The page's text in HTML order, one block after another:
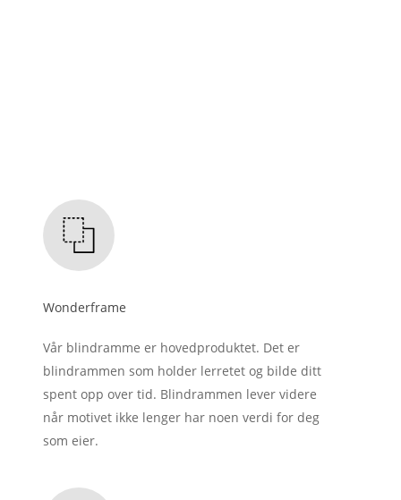
Wonderframe
Vår blindramme er hovedproduktet. Det er
blindrammen som holder lerretet og bilde ditt
spent opp over tid. Blindrammen lever videre
når motivet ikke lenger har noen verdi for deg
som eier.